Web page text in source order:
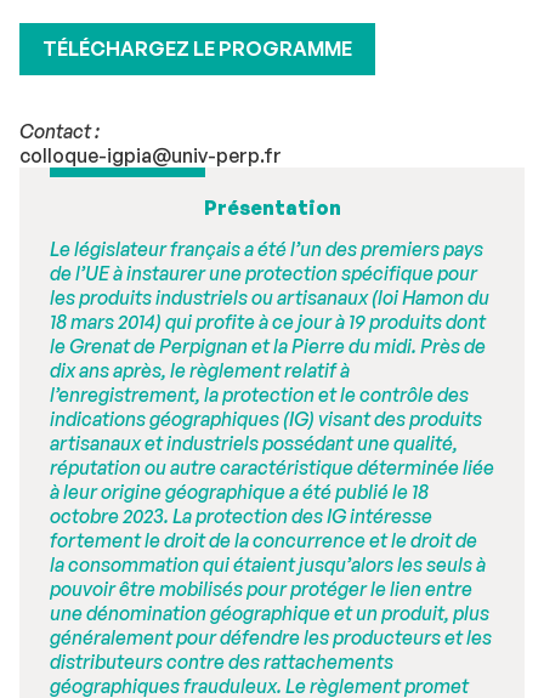
TÉLÉCHARGEZ LE PROGRAMME
Contact :
colloque-igpia@univ-perp.fr
Présentation
Le législateur français a été l’un des premiers pays
de l’UE à instaurer une protection spécifique pour
les produits industriels ou artisanaux (loi Hamon du
18 mars 2014) qui profite à ce jour à 19 produits dont
le Grenat de Perpignan et la Pierre du midi. Près de
dix ans après, le règlement relatif à
l’enregistrement, la protection et le contrôle des
indications géographiques (IG) visant des produits
artisanaux et industriels possédant une qualité,
réputation ou autre caractéristique déterminée liée
à leur origine géographique a été publié le 18
octobre 2023. La protection des IG intéresse
fortement le droit de la concurrence et le droit de
la consommation qui étaient jusqu’alors les seuls à
pouvoir être mobilisés pour protéger le lien entre
une dénomination géographique et un produit, plus
généralement pour défendre les producteurs et les
distributeurs contre des rattachements
géographiques frauduleux. Le règlement promet